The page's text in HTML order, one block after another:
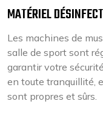
MATÉRIEL
Les machines de
salle de sport sont
garantir votre
en toute tranquillité,
sont propres et sûrs.